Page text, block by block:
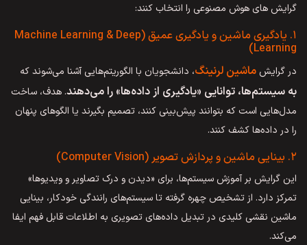
گرایش‌ های هوش مصنوعی را انتخاب کنند:
۱. یادگیری ماشین و یادگیری عمیق (Machine Learning & Deep
Learning)
در گرایش ماشین لرنینگ، دانشجویان با الگوریتم‌هایی آشنا می‌شوند که
به سیستم‌ها، توانایی «یادگیری از داده‌ها» را می‌دهند. هدف، ساخت
مدل‌هایی است که بتوانند پیش‌بینی کنند، تصمیم بگیرند یا الگوهای پنهان
را در داده‌ها کشف کنند.
۲. بینایی ماشین و پردازش تصویر (Computer Vision)
این گرایش بر آموزش سیستم‌ها، برای «دیدن و درک تصاویر و ویدیوها»
تمرکز دارد. از تشخیص چهره گرفته تا سیستم‌های رانندگی خودکار، بینایی
ماشین نقشی کلیدی در تبدیل داده‌های تصویری به اطلاعات قابل فهم ایفا
می‌کند.